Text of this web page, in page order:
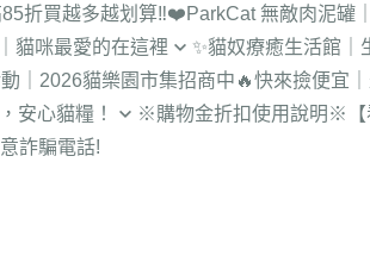
明志貓貓俱樂部
新店動物之家
折買越多越划算‼️❤️ParkCat 無敵肉泥罐
貓咪最愛的在這裡 ✨貓奴療癒生活館｜
除濕器 / 吸塵器 /
｜2026貓樂園市集招商中 🔥快來撿便宜
安心貓糧！ ※購物金折扣使用說明 ※【
詐騙電話!